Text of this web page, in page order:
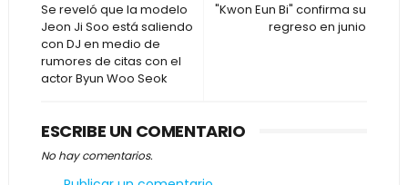
"Kwon Eun Bi" confirma su
regreso en junio
Se reveló que la modelo
Jeon Ji Soo está saliendo
con DJ en medio de
rumores de citas con el
actor Byun Woo Seok
ESCRIBE UN COMENTARIO
No hay comentarios.